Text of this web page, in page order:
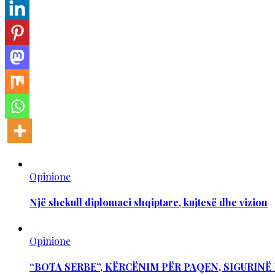
Opinione
Një shekull diplomaci shqiptare, kujtesë dhe vizion
Opinione
“BOTA SERBE”, KËRCËNIM PËR PAQEN,